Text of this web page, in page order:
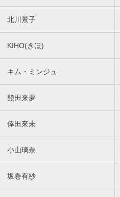
北川景子
KIHO(きほ)
キム・ミンジュ
熊田来夢
倖田來未
小山璃奈
坂巻有紗